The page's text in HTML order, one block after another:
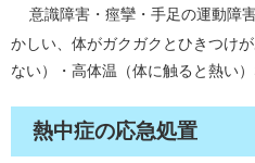
意識障害・痙攣・手足の運動障
かしい、体がガクガクとひきつけ
ない）・高体温（体に触ると熱い
熱中症の応急処置